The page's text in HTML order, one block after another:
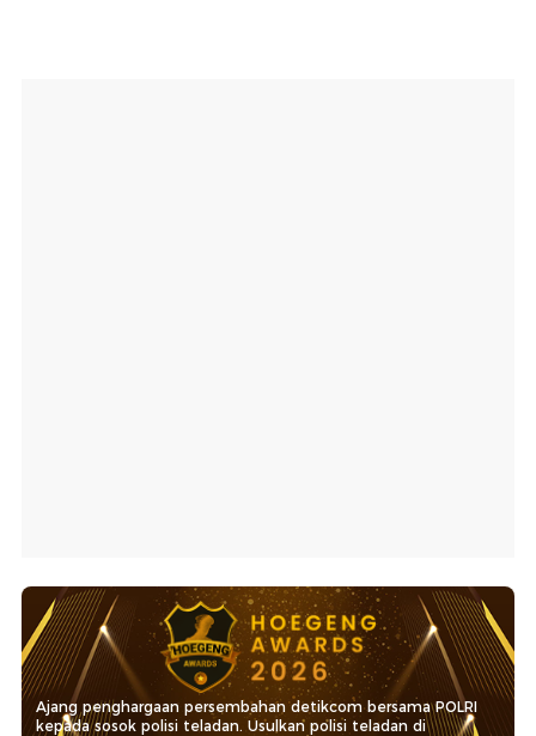
Ajang penghargaan persembahan detikcom bersama POLRI
kepada sosok polisi teladan. Usulkan polisi teladan di